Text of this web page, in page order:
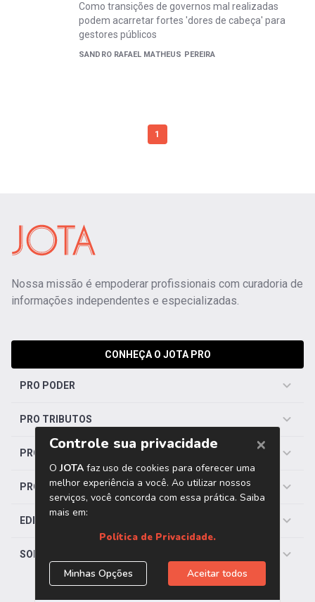
Como transições de governos mal realizadas
podem acarretar fortes 'dores de cabeça' para
gestores públicos
SANDRO RAFAEL MATHEUS PEREIRA
1
Nossa missão é empoderar profissionais com curadoria de
informações independentes e especializadas.
CONHEÇA O JOTA PRO
PRO PODER
PRO TRIBUTOS
PRO TRABALHISTA
PRO SAÚDE
EDITORIAS
SOBRE O JOTA